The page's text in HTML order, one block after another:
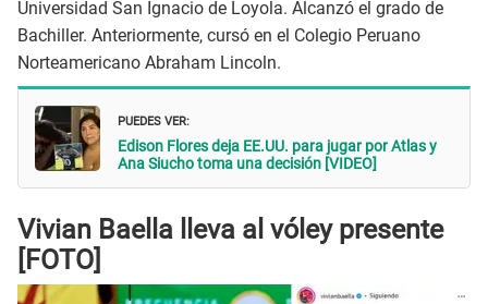
Universidad San Ignacio de Loyola. Alcanzó el grado de
Bachiller. Anteriormente, cursó en el Colegio Peruano
Norteamericano Abraham Lincoln.
PUEDES VER:
Edison Flores deja EE.UU. para jugar por Atlas y
Ana Siucho toma una decisión [VIDEO]
Vivian Baella lleva al vóley presente
[FOTO]